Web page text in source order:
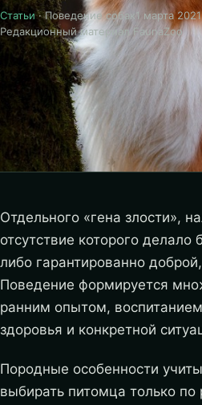
Статьи· Поведение собак 1 марта 2021
Редакционный материал FaunaZoo
Отдельного «гена злости»,
отсутствие которого делало
либо гарантированно
Поведение формируется
ранним опытом,
здоровья и конкретной
Породные особенности
выбирать питомца только